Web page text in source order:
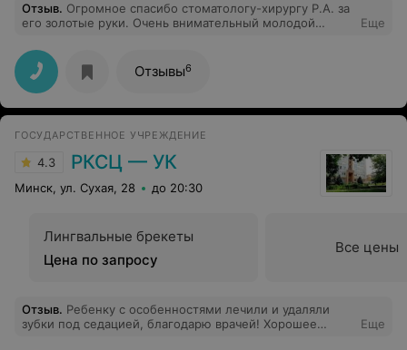
Отзыв. Огромное спасибо стоматологу-хирургу Р.А. за
его золотые руки. Очень внимательный молодой
восьмерка возле коронки. Просто доктор от бога!!!!
Еще
Отзывы6
ГОСУДАРСТВЕННОЕ УЧРЕЖДЕНИЕ
4.3 РКСЦ — УК
Минск, ул. Сухая, 28 до 20:30
Лингвальные брекеты
Цена по запросу
Все цены
Отзыв. Ребенку с особенностями лечили и удаляли
зубки под седацией, благодарю врачей! Хорошее
Еще